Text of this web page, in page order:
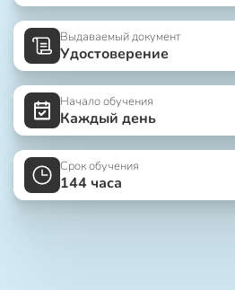
Выдаваемый документ
Удостоверение
Начало обучения
Каждый день
Срок обучения
144 часа